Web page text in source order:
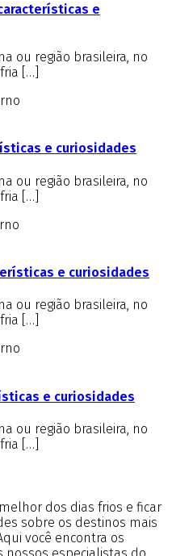
e
ou região brasileira, no
[…]
e curiosidades
ou região brasileira, no
[…]
e curiosidades
ou região brasileira, no
[…]
e curiosidades
ou região brasileira, no
[…]
dos dias frios e ficar
sobre os destinos mais
você encontra os